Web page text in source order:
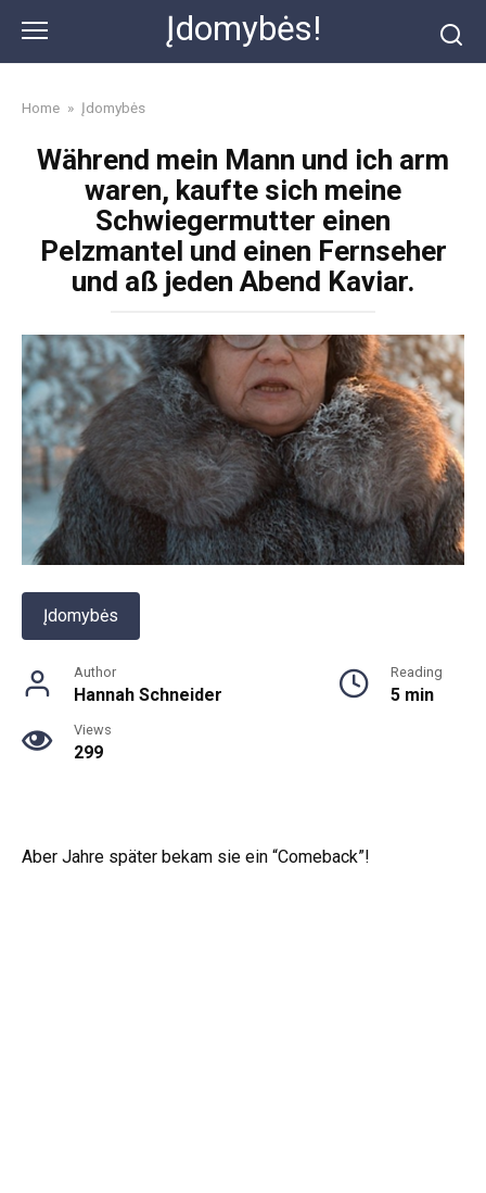
content
Įdomybės!
Home » Įdomybės
Während mein Mann und ich arm
waren, kaufte sich meine
Schwiegermutter einen
Pelzmantel und einen Fernseher
und aß jeden Abend Kaviar.
Įdomybės
Author
Hannah Schneider
Reading
5 min
Views
299
Aber Jahre später bekam sie ein “Comeback”!